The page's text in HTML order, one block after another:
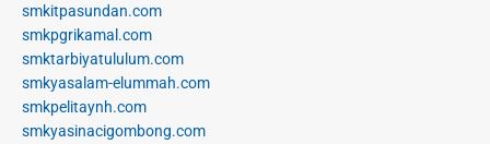
smkitpasundan.com
smkpgrikamal.com
smktarbiyatululum.com
smkyasalam-elummah.com
smkpelitaynh.com
smkyasinacigombong.com